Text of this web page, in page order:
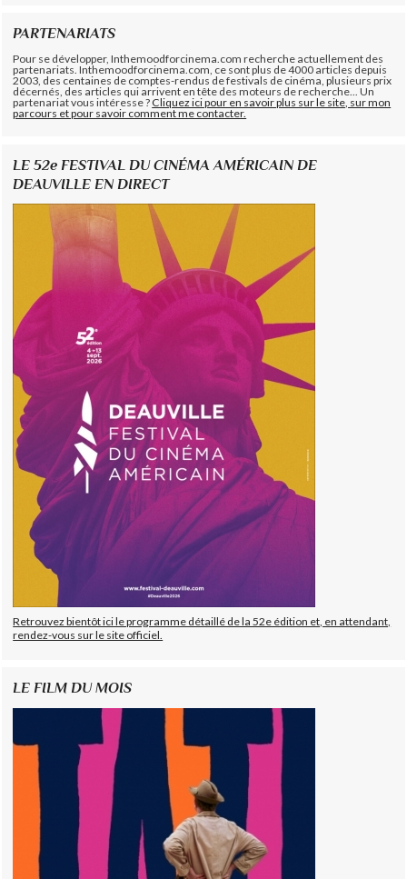
PARTENARIATS
Pour se développer, Inthemoodforcinema.com recherche actuellement des
partenariats. Inthemoodforcinema.com, ce sont plus de 4000 articles depuis
2003, des centaines de comptes-rendus de festivals de cinéma, plusieurs prix
décernés, des articles qui arrivent en tête des moteurs de recherche... Un
partenariat vous intéresse ?Cliquez ici pour en savoir plus sur le site, sur mon
parcours et pour savoir comment me contacter.
LE 52e FESTIVAL DU CINÉMA AMÉRICAIN DE
DEAUVILLE EN DIRECT
Retrouvez bientôt ici le programme détaillé de la 52e édition et, en attendant,
rendez-vous sur le site officiel.
LE FILM DU MOIS